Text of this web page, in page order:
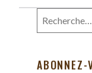
ABONNEZ-